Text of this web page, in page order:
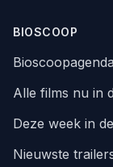
BIOSCOOP
Bioscoopagenda
Alle films nu in
Deze week in
Nieuwste